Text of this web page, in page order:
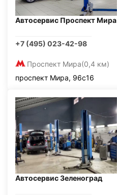
Автосервис Проспект Мира
+7 (495) 023-42-98
Проспект Мира(0,4 км)
проспект Мира, 96с16
Автосервис Зеленоград